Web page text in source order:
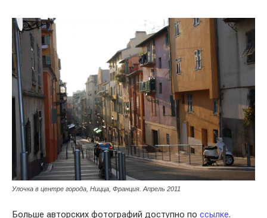
Улочка в центре города, Ницца, Франция. Апрель 2011
Больше авторских фотографий доступно по ссылке.